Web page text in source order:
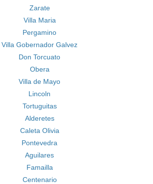
Zarate
Villa Maria
Pergamino
Villa Gobernador Galvez
Don Torcuato
Obera
Villa de Mayo
Lincoln
Tortuguitas
Alderetes
Caleta Olivia
Pontevedra
Aguilares
Famailla
Centenario